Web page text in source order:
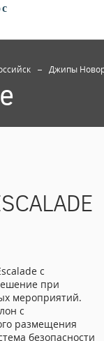
Джипы
с
при
мероприятий.
с
размещения
безопасности